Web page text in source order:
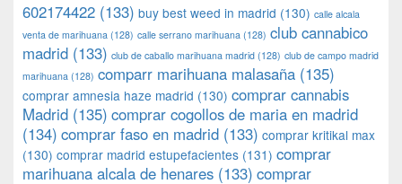
602174422 (133) buy best weed in madrid (130) calle alcala
venta de marihuana (128) calle serrano marihuana (128) club cannabico
madrid (133) club de caballo marihuana madrid (128) club de campo madrid
marihuana (128) comparr marihuana malasaña (135)
comprar amnesia haze madrid (130) comprar cannabis
Madrid (135) comprar cogollos de maria en madrid
(134) comprar faso en madrid (133) comprar kritikal max
(130) comprar madrid estupefacientes (131) comprar
marihuana alcala de henares (133) comprar